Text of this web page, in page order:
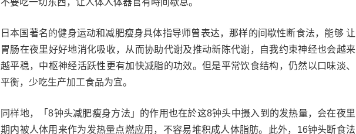
日本国著名的健身运动和减肥瘦身具体指导师曾表达，那样的间歇性断食法，能够 让
胃肠在夜里好好地消化吸收，从而协助代谢及推动新陈代谢，自我约束神经也会越来
越平稳，中枢神经活跃性更有加快减脂的功效。但是平常饮食结构，仍然以口味淡、
平衡，少吃生产加工食品为宜。
同样地，「8钟头减肥瘦身方法」的作用也在於这8钟头中摄入到的发热量，会在夜里
期内被人体用来作为发热量点燃应用，不容易堆积成人体脂肪。此外，16钟头断食法